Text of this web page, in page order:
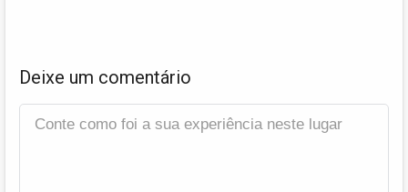
Deixe um comentário